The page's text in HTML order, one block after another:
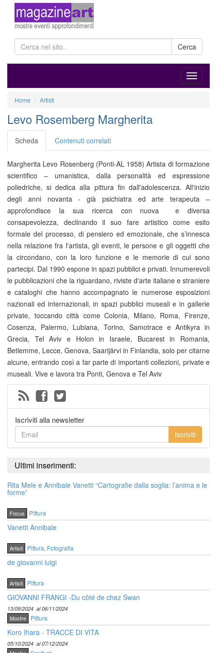
Cerca
Home Artisti
Levo Rosemberg Margherita
Scheda Contenuti correlati
Margherita Levo Rosenberg (Ponti-AL 1958) Artista di formazione
scientifico – umanistica, dalla personalità ed espressione
poliedriche, si dedica alla pittura fin dall'adolescenza. All'inizio
degli anni novanta - già psichiatra ed arte terapeuta –
approfondisce la sua ricerca con nuova e diversa
consapevolezza, declinando il suo fare artistico come esito
formale del processo, di pensiero ed emozionale, che s’innesca
nella relazione fra l'artista, gli eventi, le persone e gli oggetti che
la circondano, con la loro funzione e le memorie di cui sono
partecipi. Dal 1990 espone in spazi pubblici e privati. Innumerevoli
le pubblicazioni che la riguardano, riviste d'arte italiane e straniere
e cataloghi che hanno accompagnato le numerose esposizioni
nazionali ed internazionali, in spazi pubblici museali e in gallerie
private, toccando città come Colonia, Milano, Roma, Firenze,
Cosenza, Palermo, Lubiana, Torino, Samotrace e Antikyra in
Grecia, Tel Aviv e Holon in Israele, Bucarest in Romania,
Betlemme, Lecce, Genova, Saarijärvi in Finlandia, solo per citarne
alcune, entrando così a far parte di importanti collezioni, private e
museali. Vive e lavora tra Ponti, Genova e Tel Aviv
Iscriviti alla newsletter
Iscriviti
Ultimi inserimenti:
Rita Mele e Annibale Vanetti “Cartografie dalla soglia: l’anima e le
forme”
Focus Pittura
Vanetti Annibale
Artisti Pittura, Fotografia
de giovanni luigi
Artisti Pittura
GIOVANNI FRANGI -Du côté de chez Swan
13/09/2024 al 06/11/2024
Mostre Pittura
Koro Ihara - TRACCE DI VITA
05/10/2024 al 07/12/2024